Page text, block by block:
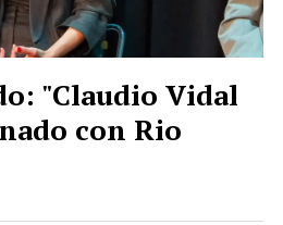
"Claudio Vidal
con Rio